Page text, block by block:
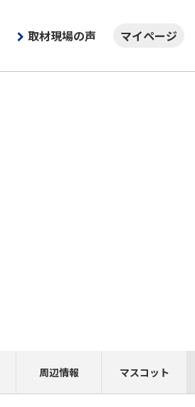
取材現場の声
マイページ
周辺情報 マスコット